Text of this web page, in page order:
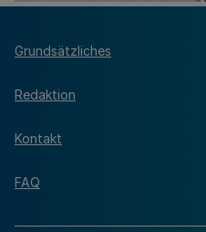
Grundsätzliches
Redaktion
Kontakt
FAQ